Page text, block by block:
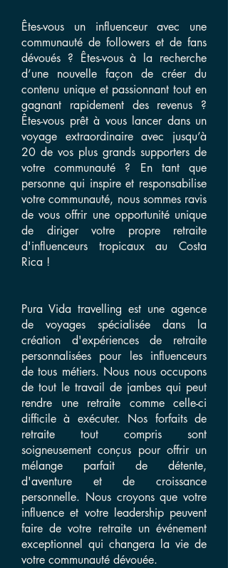
Êtes-vous un influenceur avec une
communauté de followers et de fans
dévoués ? Êtes-vous à la recherche
d’une nouvelle façon de créer du
contenu unique et passionnant tout en
gagnant rapidement des revenus ?
Êtes-vous prêt à vous lancer dans un
voyage extraordinaire avec jusqu’à
20 de vos plus grands supporters de
votre communauté ? En tant que
personne qui inspire et responsabilise
votre communauté, nous sommes ravis
de vous offrir une opportunité unique
de diriger votre propre retraite
d'influenceurs tropicaux au Costa
Rica !
Pura Vida travelling est une agence
de voyages spécialisée dans la
création d'expériences de retraite
personnalisées pour les influenceurs
de tous métiers. Nous nous occupons
de tout le travail de jambes qui peut
rendre une retraite comme celle-ci
difficile à exécuter. Nos forfaits de
retraite tout compris sont
soigneusement conçus pour offrir un
mélange parfait de détente,
d'aventure et de croissance
personnelle. Nous croyons que votre
influence et votre leadership peuvent
faire de votre retraite un événement
exceptionnel qui changera la vie de
votre communauté dévouée.